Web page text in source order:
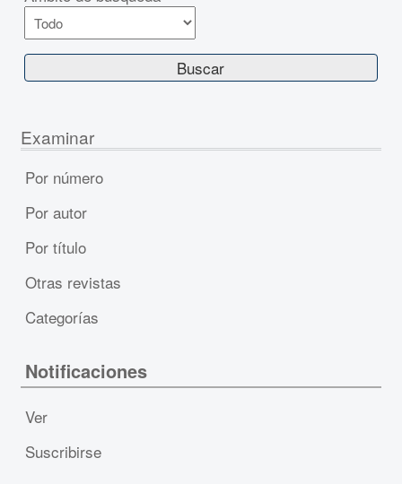
Examinar
Por número
Por autor
Por título
Otras revistas
Categorías
Notificaciones
Ver
Suscribirse